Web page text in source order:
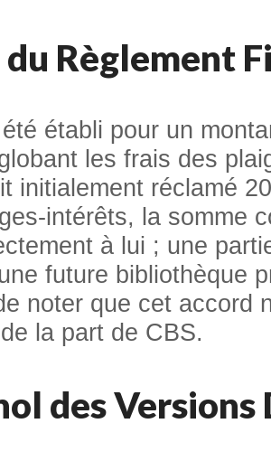
Règlement
été établi pour un
les frais des
initialement réclamé
intérêts, la somme
à lui ; une
future bibliothèque
noter que cet accord
la part de CBS.
des